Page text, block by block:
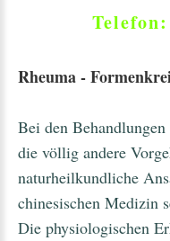
Rheuma -
Bei den
die völlig andere
naturheilkundliche
chinesischen Medizin
Die physiologischen